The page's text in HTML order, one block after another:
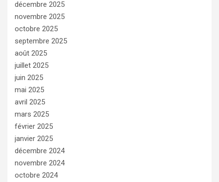
décembre 2025
novembre 2025
octobre 2025
septembre 2025
août 2025
juillet 2025
juin 2025
mai 2025
avril 2025
mars 2025
février 2025
janvier 2025
décembre 2024
novembre 2024
octobre 2024